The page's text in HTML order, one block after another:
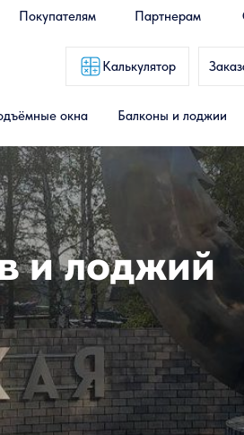
Калькулятор
Покупателям Партнерам
Балконы и лоджии
окна
и лоджий